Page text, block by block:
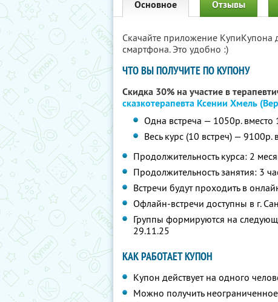
Основное Отзывы
Скачайте приложение КупиКупона
смартфона. Это удобно :)
ЧТО ВЫ ПОЛУЧИТЕ ПО КУПОНУ
Скидка 30% на участие в
сказкотерапевта Ксении Хмель
Одна встреча — 1050р. вместо
Весь курс (10 встреч) — 9100р.
Продолжительность курса: 2
Продолжительность занятия: 3
Встречи будут проходить в
Офлайн-встречи доступны в г.
Группы формируются на
29.11.25
КАК РАБОТАЕТ КУПОН
Купон действует на одного
Можно получить